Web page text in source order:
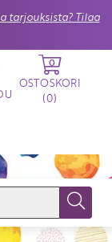
tarjouksista? Tilaa
0
OSTOSKORI
(0)